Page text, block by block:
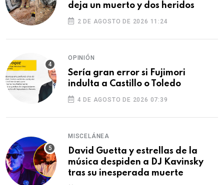
deja un muerto y dos heridos
2 DE AGOSTO DE 2026 11:24
OPINIÓN
Sería gran error si Fujimori
indulta a Castillo o Toledo
4 DE AGOSTO DE 2026 07:39
MISCELÁNEA
David Guetta y estrellas de la
música despiden a DJ Kavinsky
tras su inesperada muerte